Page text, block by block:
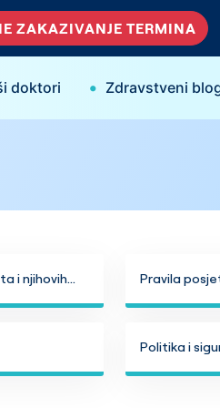
ZAKAZIVANJE TERMINA
doktori • Zdravstveni
i njihovih Pravila
Politika i